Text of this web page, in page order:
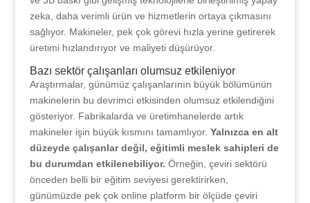
zeka, daha verimli ürün ve hizmetlerin ortaya çıkmasını
sağlıyor. Makineler, pek çok görevi hızla yerine getirerek
üretimi hızlandırıyor ve maliyeti düşürüyor.
Bazı sektör çalışanları olumsuz etkileniyor
Araştırmalar, günümüz çalışanlarının büyük bölümünün
makinelerin bu devrimci etkisinden olumsuz etkilendiğini
gösteriyor. Fabrikalarda ve üretimhanelerde artık
makineler işin büyük kısmını tamamlıyor. Yalnızca en alt
düzeyde çalışanlar değil, eğitimli meslek sahipleri de
bu durumdan etkilenebiliyor. Örneğin, çeviri sektörü
önceden belli bir eğitim seviyesi gerektirirken,
günümüzde pek çok online platform bir ölçüde çeviri